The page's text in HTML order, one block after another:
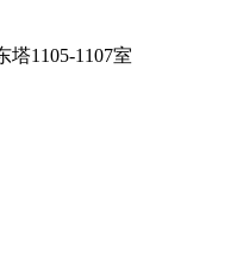
1105-1107室